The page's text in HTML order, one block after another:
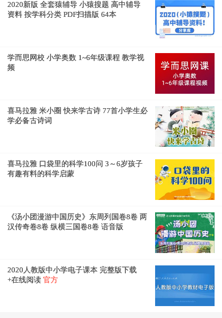
2020新版 全套猿辅导 小猿搜题 高中辅导
资料 按学科分类 PDF扫描版 64本
学而思网校 小学奥数 1~6年级课程 教学视
频
喜马拉雅 米小圈 快来学古诗 77首小学生必
学必备古诗词
喜马拉雅 口袋里的科学100问 3～6岁孩子
有趣有料的科学启蒙
《汤小团漫游中国历史》东周列国卷8卷 两
汉传奇卷8卷 纵横三国卷8卷 语音版
2020人教版中小学电子课本 完整版下载
+在线阅读 官方